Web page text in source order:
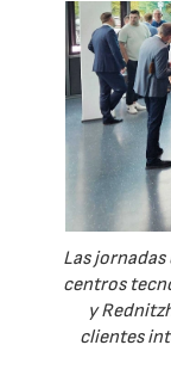
Las
centros
y
clientes